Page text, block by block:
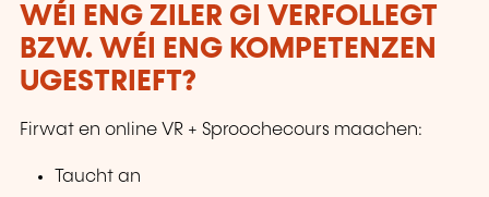
WÉI ENG ZILER GI VERFOLLEGT
BZW. WÉI ENG KOMPETENZEN
UGESTRIEFT?
Firwat en online VR + Sproochecours maachen:
Taucht an